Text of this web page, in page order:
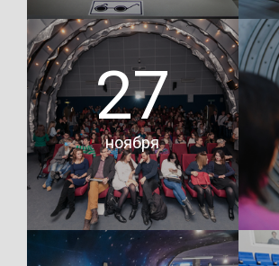
Трогать можно!
Подробнее
В
27
ноября